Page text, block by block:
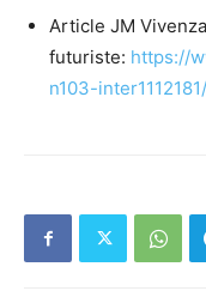
Article JM
futuriste: https://
n103-